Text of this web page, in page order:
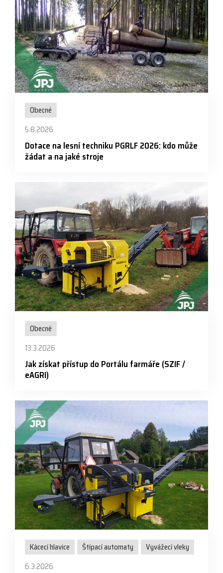
Obecné
5.8.2026
Dotace na lesní techniku PGRLF 2026: kdo může
žádat a na jaké stroje
Obecné
13.3.2026
Jak získat přístup do Portálu farmáře (SZIF /
eAGRI)
Kácecí hlavice Štípací automaty
Vyvážecí vleky
6.3.2026